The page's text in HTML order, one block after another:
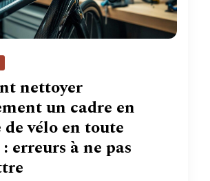
nettoyer
un cadre en
vélo en toute
erreurs à ne pas